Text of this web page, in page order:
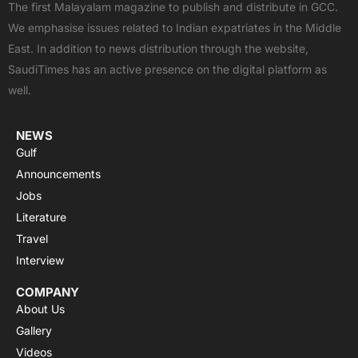
b
o
o
k
i
t
t
e
u
b
e
s
a
p
p
a
g
r
a
The first Malayalam magazine to publish and distribute in GCC.
We emphasise issues related to Indian expatriates in the Middle
East. In addition to news distribution through the website,
SaudiTimes has an active presence on the digital platform as
well.
NEWS
Gulf
Announcements
Jobs
Literature
Travel
Interview
COMPANY
About Us
Gallery
Videos